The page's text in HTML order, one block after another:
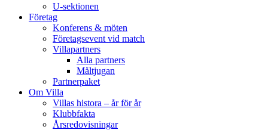
U-sektionen
Företag
Konferens & möten
Företagsevent vid match
Villapartners
Alla partners
Måltjugan
Partnerpaket
Om Villa
Villas histora – år för år
Klubbfakta
Årsredovisningar